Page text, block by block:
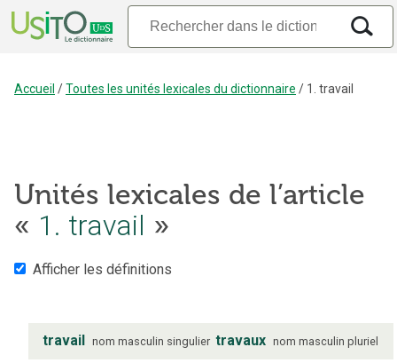
Accueil /Toutes les unités lexicales du dictionnaire / 1. travail
Unités lexicales de l’article
« 1. travail »
Afficher les définitions
travail nom masculin singulier travaux nom masculin pluriel